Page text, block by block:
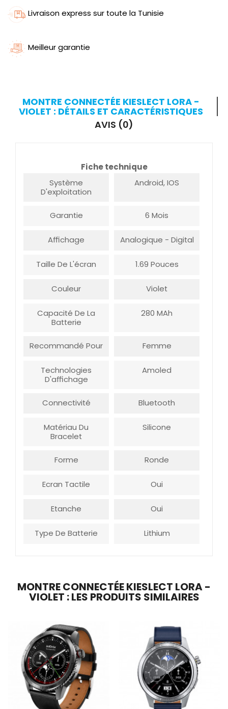
Livraison express sur toute la Tunisie
Meilleur garantie
MONTRE CONNECTÉE KIESLECT LORA -
VIOLET : DÉTAILS ET CARACTÉRISTIQUES
AVIS (0)
Fiche technique
Système
D'exploitation
Android, IOS
Garantie 6 Mois
Affichage Analogique - Digital
Taille De L'écran 1.69 Pouces
Couleur Violet
Capacité De La
Batterie
280 MAh
Recommandé Pour Femme
Technologies
D'affichage
Amoled
Connectivité Bluetooth
Matériau Du
Bracelet
Silicone
Forme Ronde
Ecran Tactile Oui
Etanche Oui
Type De Batterie Lithium
MONTRE CONNECTÉE KIESLECT LORA -
VIOLET : LES PRODUITS SIMILAIRES